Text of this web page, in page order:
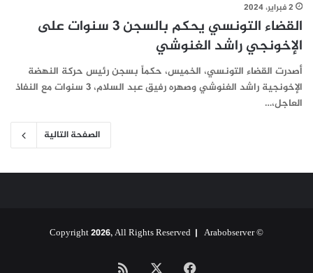
2 فبراير، 2024
القضاء التونسي يحكم بالسجن 3 سنوات على
الإخونجي راشد الغنوشي
أصدرت القضاء التونسي، الخميس، حكماً بسجن رئيس حركة النهضة
الإخونجية راشد الغنوشي وصهره رفيق عبد السلام، 3 سنوات مع النفاذ
العاجل،…
الصفحة التالية
© Copyright 2026, All Rights Reserved |
Arabobserver
فيسبوك